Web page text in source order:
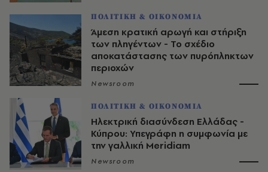
ΠΟΛΙΤΙΚΗ & ΟΙΚΟΝΟΜΙΑ
Άμεση κρατική αρωγή και στήριξη
των πληγέντων - Το σχέδιο
αποκατάστασης των πυρόπληκτων
περιοχών
Newsroom
ΠΟΛΙΤΙΚΗ & ΟΙΚΟΝΟΜΙΑ
Ηλεκτρική διασύνδεση Ελλάδας -
Κύπρου: Υπεγράφη η συμφωνία με
την γαλλική Meridiam
Newsroom